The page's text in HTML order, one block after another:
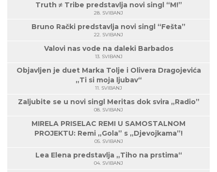
Truth ≠ Tribe predstavlja novi singl “M!”
28. SVIBANJ
Bruno Rački predstavlja novi singl “Fešta”
22. SVIBANJ
Valovi nas vode na daleki Barbados
13. SVIBANJ
Objavljen je duet Marka Tolje i Olivera Dragojevića
„Ti si moja ljubav“
11. SVIBANJ
Zaljubite se u novi singl Meritas dok svira „Radio”
08. SVIBANJ
MIRELA PRISELAC REMI U SAMOSTALNOM
PROJEKTU: Remi „Gola” s „Djevojkama”!
05. SVIBANJ
Lea Elena predstavlja „Tiho na prstima“
04. SVIBANJ